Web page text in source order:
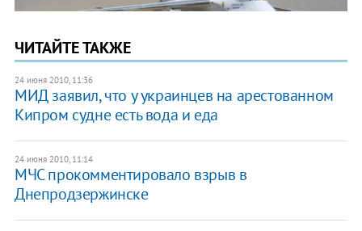
ЧИТАЙТЕ ТАКЖЕ
24 июня 2010, 11:36
МИД заявил, что у украинцев на арестованном
Кипром судне есть вода и еда
24 июня 2010, 11:14
МЧС прокомментировало взрыв в
Днепродзержинске